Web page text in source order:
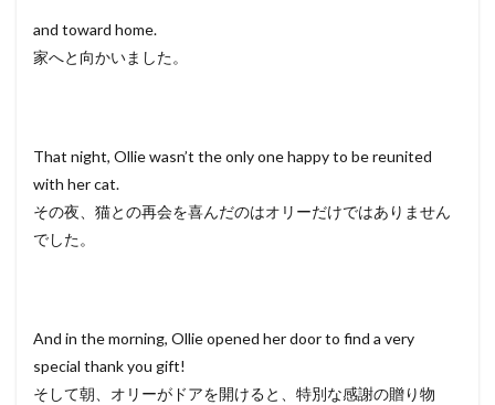
and toward home.
家へと向かいました。
That night, Ollie wasn’t the only one happy to be reunited
with her cat.
その夜、猫との再会を喜んだのはオリーだけではありません
でした。
And in the morning, Ollie opened her door to find a very
special thank you gift!
そして朝、オリーがドアを開けると、特別な感謝の贈り物